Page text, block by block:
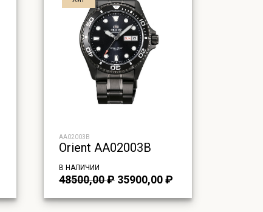
AA02003B
Orient AA02003B
В НАЛИЧИИ
48500,00₽ Первоначальная
составляла
35900,00₽Текущая
35900,00 ₽.